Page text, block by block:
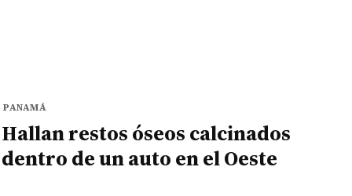
PANAMÁ
Hallan restos óseos calcinados
dentro de un auto en el Oeste